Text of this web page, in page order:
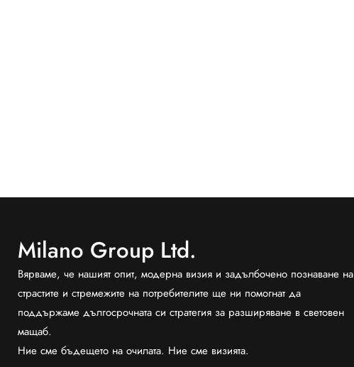
Milano Group Ltd.
Вярваме, че нашият опит, модерна визия и задълбочено познаване на
страстите и стремежите на потребителите ще ни помогнат да
поддържаме дългосрочната си стратегия за разширяване в световен
мащаб.
Ние сме бъдещето на очилата. Ние сме визията.